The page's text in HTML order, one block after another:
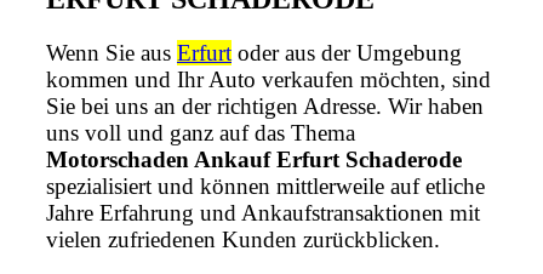
Wenn Sie aus Erfurt oder aus der Umgebung
kommen und Ihr Auto verkaufen möchten, sind
Sie bei uns an der richtigen Adresse. Wir haben
uns voll und ganz auf das Thema
Motorschaden Ankauf Erfurt Schaderode
spezialisiert und können mittlerweile auf etliche
Jahre Erfahrung und Ankaufstransaktionen mit
vielen zufriedenen Kunden zurückblicken.